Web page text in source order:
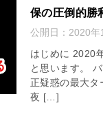
保の圧倒的勝
公開日： 2020年
はじめに 2020
と思います。
正疑惑の最大タ
夜 […]